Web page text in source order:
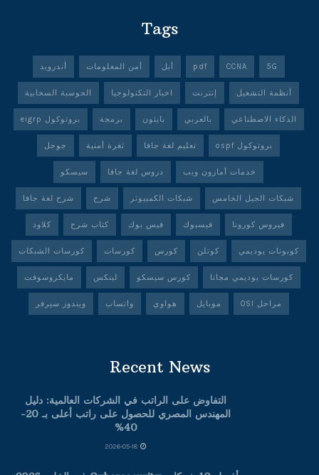
Tags
5G
CCNA
pdf أبل أمن المعلومات أندرويد
أنظمة التشغيل إنترنت اخبار التكنولوجيا الحوسبة السحابية
الذكاء الاصطناعي بالعربي بايثون برمجة بروتوكول eigrp
بروتوكول ospf تعليم لغة جافا ثغرة أمنية جوجل
خدمات أمازون ويب دروس لغة جافا سيسكو
شبكات الجيل الخامس شبكات الكمبيوتر شرح شرح لغة جافا
فيروس كورونا فيسبوك فيس بوك كتاب شرح كلاود
كوبونات يوديمي كوتلن كورس كورسات كورسات الشبكات
كورسات يوديمي مجانا كورس سيسكو لينكس مايكروسوفت
مراحل OSI موبايل هواوي واتساب ويندوز سيرفر
Recent News
التفاوض على الراتب في الشركات العالمية: دليل
المهندس المصري للحصول على راتب أعلى بـ 20-
40%